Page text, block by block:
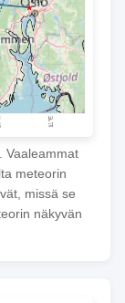
Vaaleammat
meteorin
missä se
näkyvän